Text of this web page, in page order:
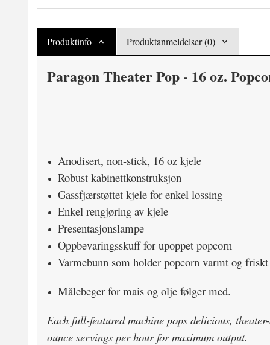
Produktinfo Produktanmeldelser (0)
Paragon Theater Pop - 16 oz.
Anodisert, non-stick, 16 oz kjele
Robust kabinettkonstruksjon
Gassfjærstøttet kjele for enkel lossing
Enkel rengjøring av kjele
Presentasjonslampe
Oppbevaringsskuff for upoppet popcorn
Varmebunn som holder popcorn varmt og
Målebeger for mais og olje følger med.
Each full-featured machine pops delicious,
ounce servings per hour for maximum output.